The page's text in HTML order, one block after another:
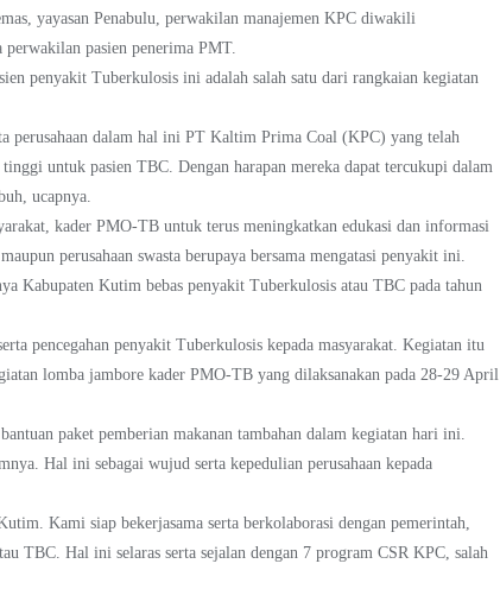
yayasan Penabulu, perwakilan manajemen KPC diwakili
pasien penerima PMT.
penyakit Tuberkulosis ini adalah salah satu dari rangkaian kegiatan
perusahaan dalam hal ini PT Kaltim Prima Coal (KPC) yang telah
untuk pasien TBC. Dengan harapan mereka dapat tercukupi dalam
ucapnya.
kader PMO-TB untuk terus meningkatkan edukasi dan informasi
perusahaan swasta berupaya bersama mengatasi penyakit ini.
Kabupaten Kutim bebas penyakit Tuberkulosis atau TBC pada tahun
pencegahan penyakit Tuberkulosis kepada masyarakat. Kegiatan itu
lomba jambore kader PMO-TB yang dilaksanakan pada 28-29 April
paket pemberian makanan tambahan dalam kegiatan hari ini.
Hal ini sebagai wujud serta kepedulian perusahaan kepada
Kami siap bekerjasama serta berkolaborasi dengan pemerintah,
TBC. Hal ini selaras serta sejalan dengan 7 program CSR KPC, salah